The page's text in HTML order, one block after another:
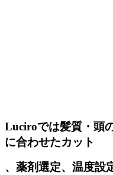
Luciroでは髪質・頭
に合わせたカット
、薬剤選定、温度設